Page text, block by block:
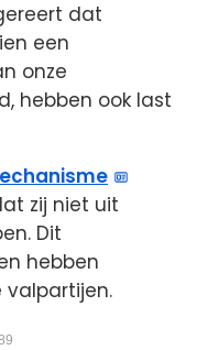
dat
een
onze
hebben ook last
zij niet uit
Dit
hebben